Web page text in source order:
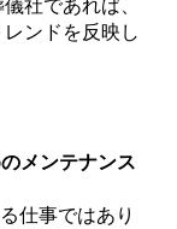
社であれば、
ンドを反映し
メンテナンス
仕事ではあり